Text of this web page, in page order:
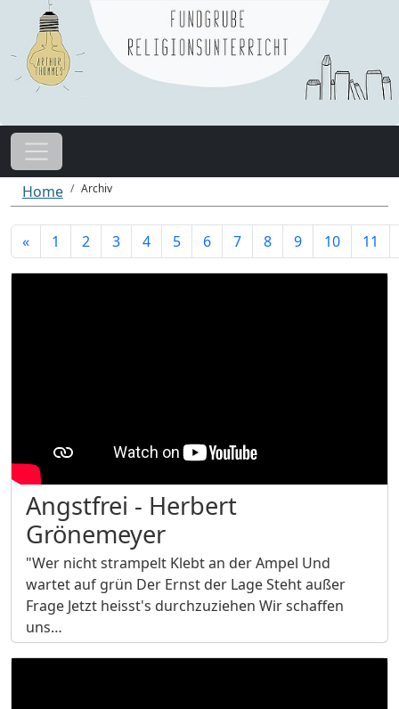
Home Archiv
« 1 2 3 4 5 6 7 8 9 10 11
Angstfrei - Herbert
Grönemeyer
"Wer nicht strampelt Klebt an der Ampel Und
wartet auf grün Der Ernst der Lage Steht außer
Frage Jetzt heisst's durchzuziehen Wir schaffen
uns…